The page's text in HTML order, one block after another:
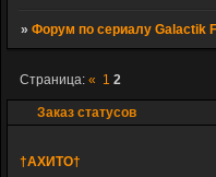
»Форум по сериалу Galactik
Заказ статусов
Страница:« 1 2
†АХИТО†